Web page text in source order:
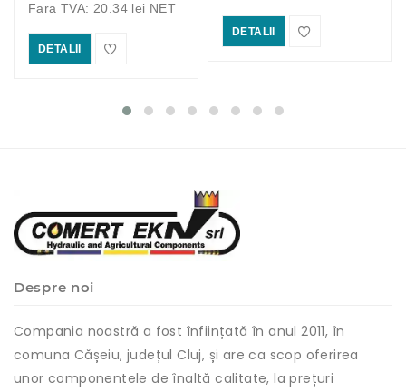
Fara TVA: 20.34 lei NET
DETALII
DETALII
Despre noi
Compania noastră a fost înființată în anul 2011, în
comuna Cășeiu, județul Cluj, și are ca scop oferirea
unor componentele de înaltă calitate, la prețuri